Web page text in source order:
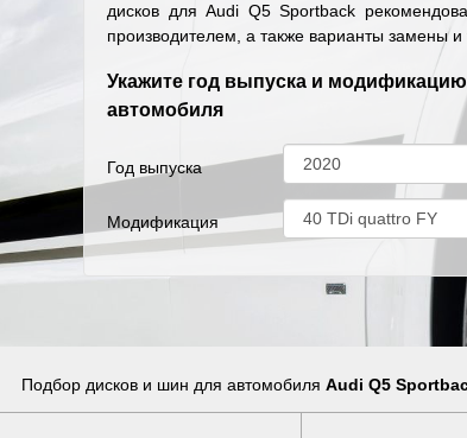
дисков для Audi Q5 Sportback
производителем, а также варианты замены и
Укажите год выпуска и
автомобиля
Год выпуска
Модификация
Подбор дисков и шин для автомобиля Audi Q5